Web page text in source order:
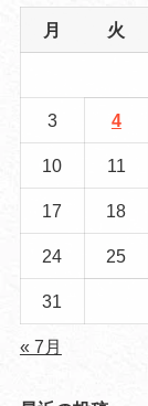
月 火
3 4
10 11
17 18
24 25
31
« 7月